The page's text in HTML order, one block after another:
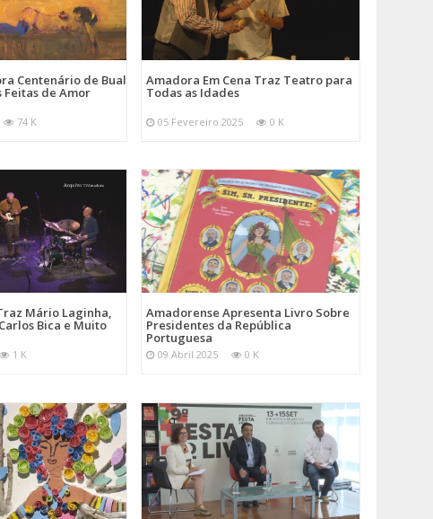
Centenário de Bual
Feitas de Amor
74 K
Amadora Em Cena Traz Teatro para
Todas as Idades
05 Fevereiro 2025 0 K
Mário Laginha,
Bica e Muito
1 K
Amadorense Apresenta Livro Sobre
Presidentes da República
Portuguesa
09 Abril 2025 0 K